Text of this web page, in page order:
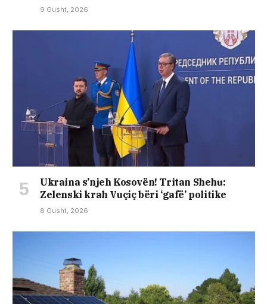
9 Gusht, 2026
Ukraina s’njeh Kosovën! Tritan Shehu:
Zelenski krah Vuçiç bëri ‘gafë’ politike
8 Gusht, 2026